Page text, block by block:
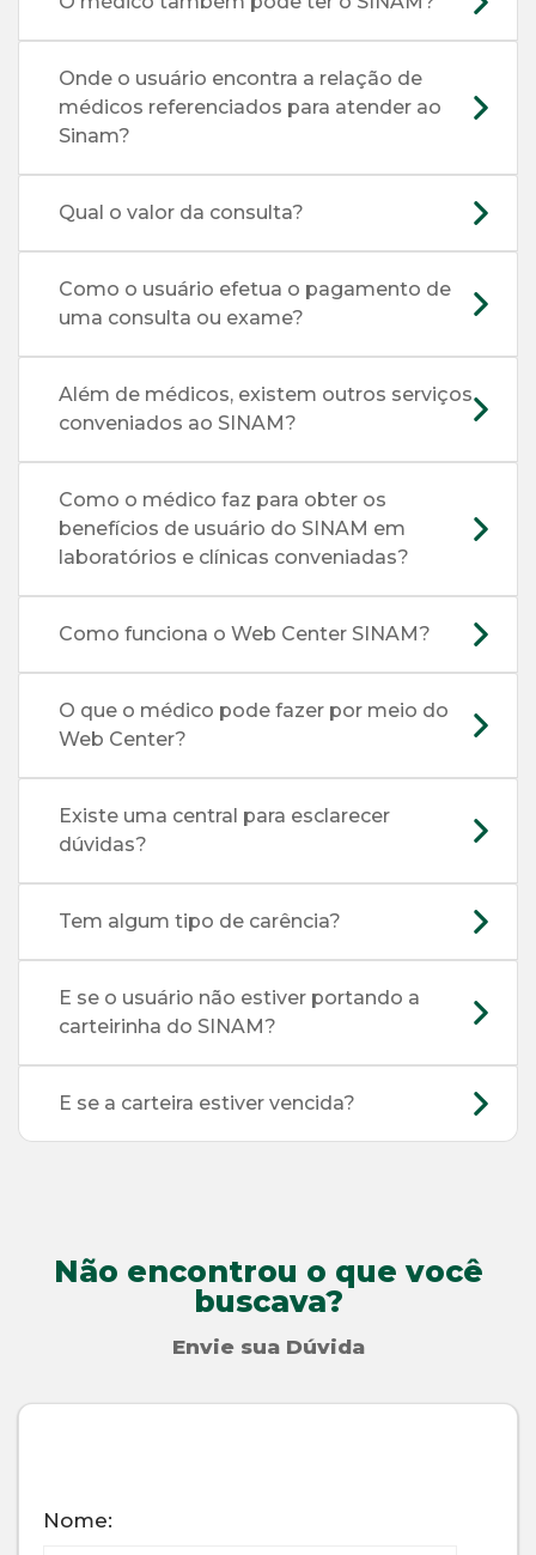
Onde o usuário encontra a relação de
médicos referenciados para atender ao
Sinam?
Qual o valor da consulta?
Como o usuário efetua o pagamento de
uma consulta ou exame?
Além de médicos, existem outros serviços
conveniados ao SINAM?
Como o médico faz para obter os
benefícios de usuário do SINAM em
laboratórios e clínicas conveniadas?
Como funciona o Web Center SINAM?
O que o médico pode fazer por meio do
Web Center?
Existe uma central para esclarecer
dúvidas?
Tem algum tipo de carência?
E se o usuário não estiver portando a
carteirinha do SINAM?
E se a carteira estiver vencida?
Não encontrou o que você
buscava?
Envie sua Dúvida
Nome: